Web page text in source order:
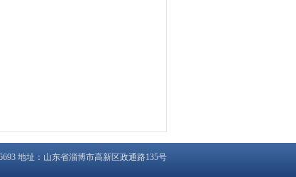
地址：山东省淄博市高新区政通路135号